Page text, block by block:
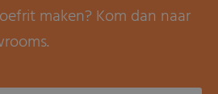
maken? Kom dan naar